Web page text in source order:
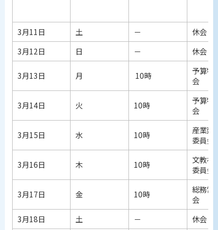
3月11日 土 －
休会
3月12日
日 － 休会
3月13日 月 10時
予算特
会
3月14日 火 10時
予算特
会
3月15日 水 10時
産業建
委員会
3月16日 木 10時
文教福
委員会
3月17日 金 10時
総務常
会
3月18日
土 －
休会